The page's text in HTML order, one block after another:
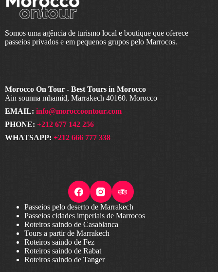
Somos uma agência de turismo local e boutique que oferece
passeios privados e em pequenos grupos pelo Marrocos.
Morocco On Tour - Best Tours in Morocco
Ain sounna mhamid, Marrakech 40160. Morocco
EMAIL: info@moroccoontour.com
PHONE: +212 677 142 256
WHATSAPP: +212 666 777 338
Passeios pelo deserto de Marrakech
Passeios cidades imperiais de Marrocos
Roteiros saindo de Casablanca
Tours a partir de Marrakech
Roteiros saindo de Fez
Roteiros saindo de Rabat
Roteiros saindo de Tanger